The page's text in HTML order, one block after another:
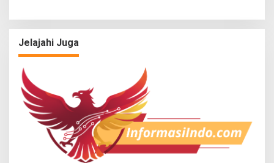
Jelajahi Juga